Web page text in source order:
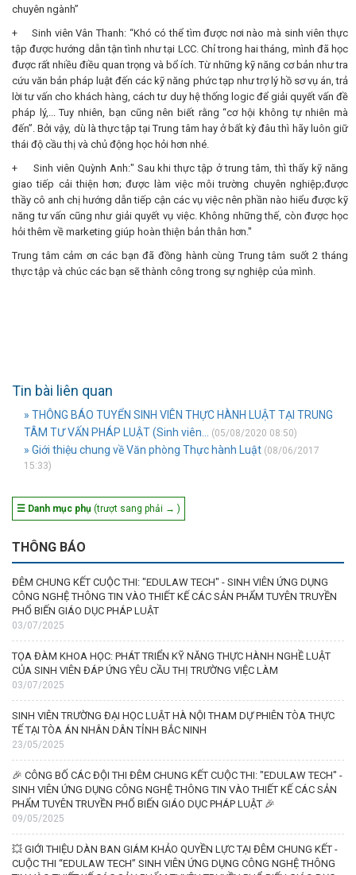
chuyên ngành”
+ Sinh viên Vân Thanh: “Khó có thể tìm được nơi nào mà sinh viên thực
tập được hướng dẫn tận tình như tại LCC. Chỉ trong hai tháng, mình đã học
được rất nhiều điều quan trọng và bổ ích. Từ những kỹ năng cơ bản như tra
cứu văn bản pháp luật đến các kỹ năng phức tạp như trợ lý hồ sơ vụ án, trả
lời tư vấn cho khách hàng, cách tư duy hệ thống logic để giải quyết vấn đề
pháp lý,... Tuy nhiên, bạn cũng nên biết rằng “cơ hội không tự nhiên mà
đến”. Bởi vậy, dù là thực tập tại Trung tâm hay ở bất kỳ đâu thì hãy luôn giữ
thái độ cầu thị và chủ động học hỏi hơn nhé.
+ Sinh viên Quỳnh Anh:" Sau khi thực tập ở trung tâm, thì thấy kỹ năng
giao tiếp cải thiện hơn; được làm việc môi trường chuyên nghiệp;được
thầy cô anh chị hướng dẫn tiếp cận các vụ việc nên phần nào hiểu được kỹ
năng tư vấn cũng như giải quyết vụ việc. Không những thế, còn được học
hỏi thêm về marketing giúp hoàn thiện bản thân hơn."
Trung tâm cảm ơn các bạn đã đồng hành cùng Trung tâm suốt 2 tháng
thực tập và chúc các bạn sẽ thành công trong sự nghiệp của mình.
Tin bài liên quan
» THÔNG BÁO TUYỂN SINH VIÊN THỰC HÀNH LUẬT TẠI TRUNG
TÂM TƯ VẤN PHÁP LUẬT (Sinh viên...
(05/08/2020 08:50)
» Giới thiệu chung về Văn phòng Thực hành Luật (08/06/2017
15:33)
☰ Danh mục phụ (trượt sang phải → )
THÔNG BÁO
ĐÊM CHUNG KẾT CUỘC THI: "EDULAW TECH" - SINH VIÊN ỨNG DỤNG
CÔNG NGHỆ THÔNG TIN VÀO THIẾT KẾ CÁC SẢN PHẨM TUYÊN TRUYỀN
PHỔ BIẾN GIÁO DỤC PHÁP LUẬT
03/07/2025
TỌA ĐÀM KHOA HỌC: PHÁT TRIỂN KỸ NĂNG THỰC HÀNH NGHỀ LUẬT
CỦA SINH VIÊN ĐÁP ỨNG YÊU CẦU THỊ TRƯỜNG VIỆC LÀM
03/07/2025
SINH VIÊN TRƯỜNG ĐẠI HỌC LUẬT HÀ NỘI THAM DỰ PHIÊN TÒA THỰC
TẾ TẠI TÒA ÁN NHÂN DÂN TỈNH BẮC NINH
23/05/2025
🎉 CÔNG BỐ CÁC ĐỘI THI ĐÊM CHUNG KẾT CUỘC THI: "EDULAW TECH" -
SINH VIÊN ỨNG DỤNG CÔNG NGHỆ THÔNG TIN VÀO THIẾT KẾ CÁC SẢN
PHẨM TUYÊN TRUYỀN PHỔ BIẾN GIÁO DỤC PHÁP LUẬT 🎉
09/05/2025
💥 GIỚI THIỆU DÀN BAN GIÁM KHẢO QUYỀN LỰC TẠI ĐÊM CHUNG KẾT -
CUỘC THI “EDULAW TECH” SINH VIÊN ỨNG DỤNG CÔNG NGHỆ THÔNG